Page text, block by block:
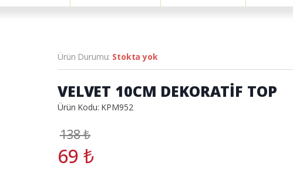
Ürün Durumu: Stokta yok
VELVET 10CM DEKORATİF TOP
Ürün Kodu: KPM952
138₺
69 ₺